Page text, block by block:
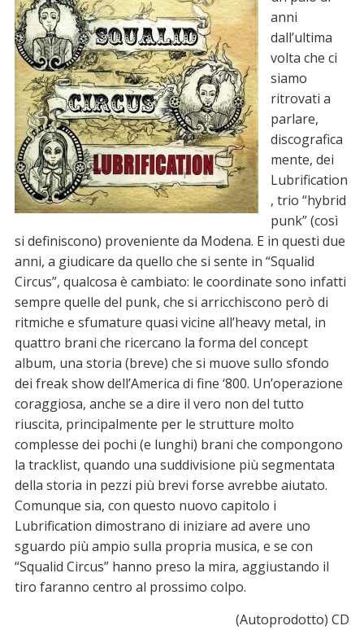
anni
dall’ultima
volta che ci
siamo
ritrovati a
parlare,
discografica
mente, dei
Lubrification
, trio “hybrid
punk” (così
si definiscono) proveniente da Modena. E in questi due
anni, a giudicare da quello che si sente in “Squalid
Circus”, qualcosa è cambiato: le coordinate sono infatti
sempre quelle del punk, che si arricchiscono però di
ritmiche e sfumature quasi vicine all’heavy metal, in
quattro brani che ricercano la forma del concept
album, una storia (breve) che si muove sullo sfondo
dei freak show dell’America di fine ‘800. Un’operazione
coraggiosa, anche se a dire il vero non del tutto
riuscita, principalmente per le strutture molto
complesse dei pochi (e lunghi) brani che compongono
la tracklist, quando una suddivisione più segmentata
della storia in pezzi più brevi forse avrebbe aiutato.
Comunque sia, con questo nuovo capitolo i
Lubrification dimostrano di iniziare ad avere uno
sguardo più ampio sulla propria musica, e se con
“Squalid Circus” hanno preso la mira, aggiustando il
tiro faranno centro al prossimo colpo.
(Autoprodotto) CD